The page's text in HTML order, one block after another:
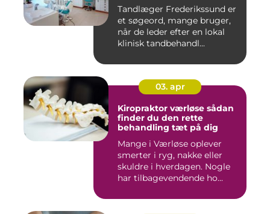
Tandlæger Frederikssund er
et søgeord, mange bruger,
når de leder efter en lokal
klinisk tandbehandl...
03. apr
Kiropraktor værløse sådan
finder du den rette
behandling tæt på dig
Mange i Værløse oplever
smerter i ryg, nakke eller
skuldre i hverdagen. Nogle
har tilbagevendende ho...